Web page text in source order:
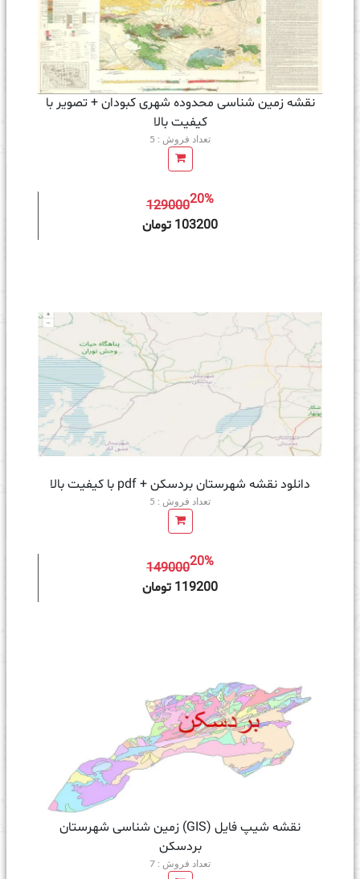
نقشه زمین‌ شناسی محدوده شهری کبودان + تصویر با
کیفیت بالا
تعداد فروش : 5
12900020%
103200 تومان
دانلود نقشه شهرستان بردسکن + pdf با کیفیت بالا
تعداد فروش : 5
14900020%
119200 تومان
نقشه شیپ فایل (GIS) زمین‌ شناسی شهرستان
بردسکن
تعداد فروش : 7